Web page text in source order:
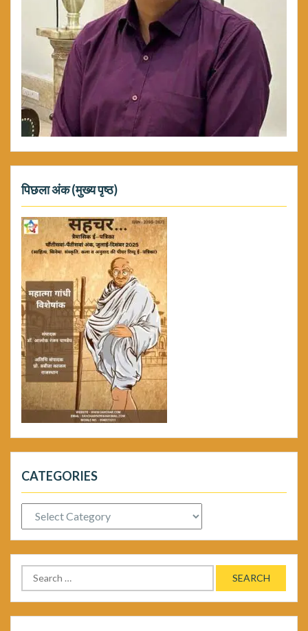
पिछला अंक (मुख्य पृष्ठ)
CATEGORIES
Categories
Search
for: